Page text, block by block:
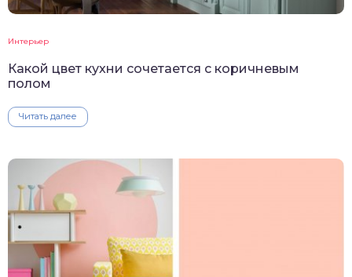
Интерьер
Какой цвет кухни сочетается с коричневым
полом
Читать далее